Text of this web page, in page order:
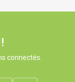
connectés.